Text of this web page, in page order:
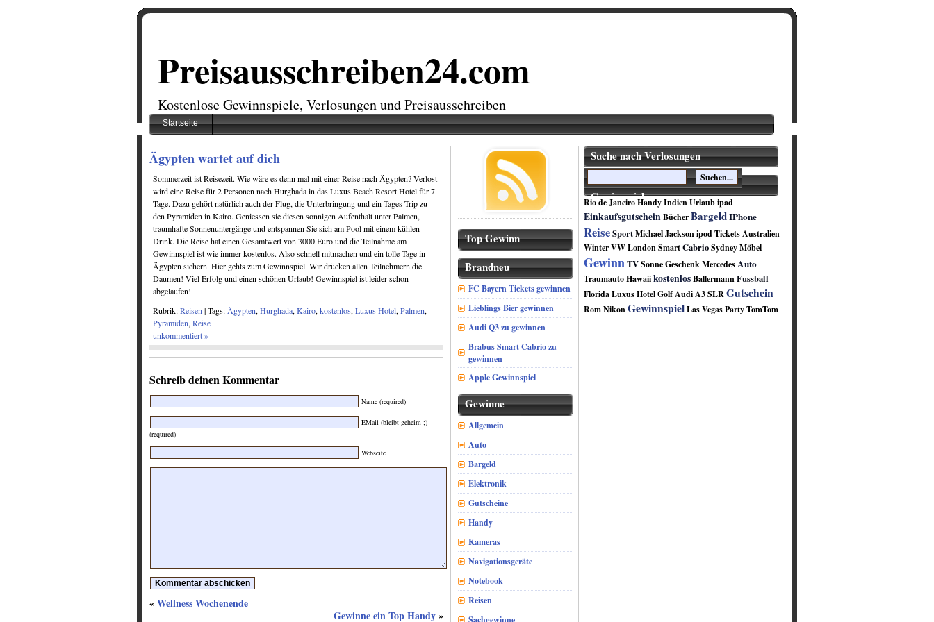
Preisausschreiben24.com
Kostenlose Gewinnspiele, Verlosungen und Preisausschreiben
Startseite
Ägypten wartet auf dich
Sommerzeit ist Reisezeit. Wie wäre es denn mal mit einer Reise nach Ägypten? Verlost
wird eine Reise für 2 Personen nach Hurghada in das Luxus Beach Resort Hotel für 7
Tage. Dazu gehört natürlich auch der Flug, die Unterbringung und ein Tages Trip zu
den Pyramiden in Kairo. Geniessen sie diesen sonnigen Aufenthalt unter Palmen,
traumhafte Sonnenuntergänge und entspannen Sie sich am Pool mit einem kühlen
Drink. Die Reise hat einen Gesamtwert von 3000 Euro und die Teilnahme am
Gewinnspiel ist wie immer kostenlos. Also schnell mitmachen und ein tolle Tage in
Ägypten sichern. Hier gehts zum Gewinnspiel. Wir drücken allen Teilnehmern die
Daumen! Viel Erfolg und einen schönen Urlaub! Gewinnspiel ist leider schon
abgelaufen!
Rubrik:Reisen | Tags: Ägypten, Hurghada, Kairo, kostenlos, Luxus Hotel, Palmen,
Pyramiden, Reise
unkommentiert »
Schreib deinen Kommentar
Name (required)
EMail (bleibt geheim ;)
(required)
Webseite
«Wellness Wochenende
Gewinne ein Top Handy»
Top Gewinn
Brandneu
FC Bayern Tickets gewinnen
Lieblings Bier gewinnen
Audi Q3 zu gewinnen
Brabus Smart Cabrio zu
gewinnen
Apple Gewinnspiel
Gewinne
Allgemein
Auto
Bargeld
Elektronik
Gutscheine
Handy
Kameras
Navigationsgeräte
Notebook
Reisen
Sachgewinne
Suche nach Verlosungen
Gewinsspiele
Rio de JaneiroHandyIndienUrlaubipad
EinkaufsgutscheinBücherBargeldIPhone
ReiseSportMichael JacksonipodTicketsAustralien
WinterVWLondonSmartCabrioSydneyMöbel
GewinnTVSonneGeschenkMercedesAuto
TraumautoHawaiikostenlosBallermannFussball
FloridaLuxus HotelGolfAudi A3SLRGutschein
RomNikonGewinnspielLas VegasPartyTomTom